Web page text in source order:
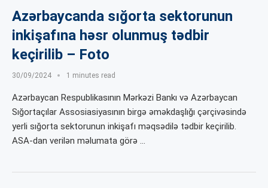
Azərbaycanda sığorta sektorunun
inkişafına həsr olunmuş tədbir
keçirilib – Foto
30/09/2024 1 minutes read
Azərbaycan Respublikasının Mərkəzi Bankı və Azərbaycan
Sığortaçılar Assosiasiyasının birgə əməkdaşlığı çərçivəsində
yerli sığorta sektorunun inkişafı məqsədilə tədbir keçirilib.
ASA-dan verilən məlumata görə …